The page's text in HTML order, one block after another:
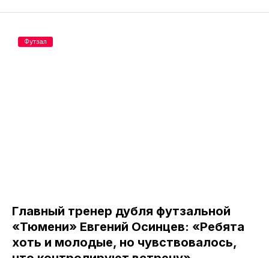
Главный тренер дубля футзальной
«Тюмени» Евгений Осинцев: «Ребята
хоть и молодые, но чувствовалось,
Футзал